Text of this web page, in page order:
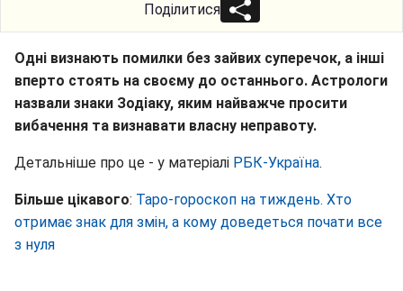
Поділитися
Одні визнають помилки без зайвих суперечок, а інші
вперто стоять на своєму до останнього. Астрологи
назвали знаки Зодіаку, яким найважче просити
вибачення та визнавати власну неправоту.
Детальніше про це - у матеріалі РБК-Україна.
Більше цікавого: Таро-гороскоп на тиждень. Хто
отримає знак для змін, а кому доведеться почати все
з нуля